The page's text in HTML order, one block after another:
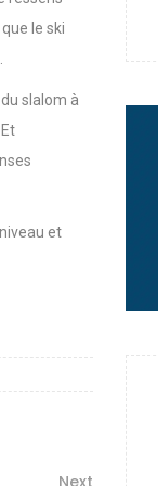
le ski
slalom à
et